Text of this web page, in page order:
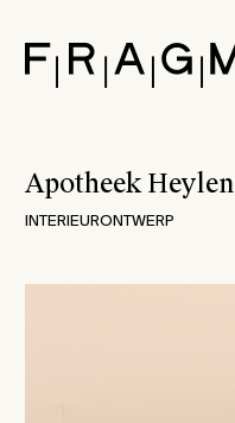
Apotheek Heylen
INTERIEURONTWERP